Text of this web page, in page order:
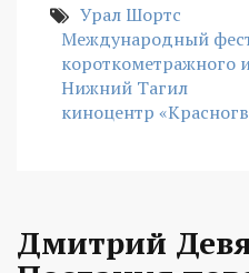
Урал Шортс
Международный
короткометражного
Нижний Тагил
киноцентр
Дмитрий